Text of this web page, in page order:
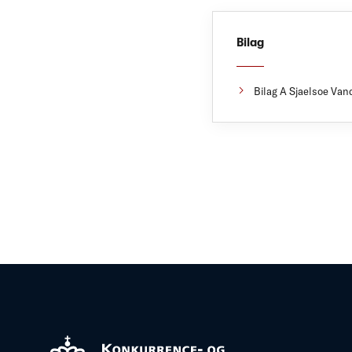
Bilag
Bilag A Sjaelsoe